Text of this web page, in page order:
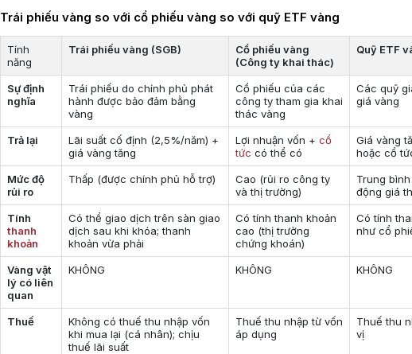
Trái phiếu vàng so với cổ phiếu vàng so với quỹ ETF vàng
Tính
năng
Trái phiếu vàng (SGB)
Cổ phiếu vàng
(Công ty khai thác)
Quỹ ETF
Sự định
nghĩa
Trái phiếu do chính phủ phát
hành được bảo đảm bằng
vàng
Cổ phiếu của các
công ty tham gia khai
thác vàng
Các quỹ
giá vàng
Trả lại
Lãi suất cố định (2,5%/năm) +
giá vàng tăng
Lợi nhuận vốn +cổ
tức có thể có
Giá vàng
hoặc cổ
Mức độ
rủi ro
Thấp (được chính phủ hỗ trợ)
Cao (rủi ro công ty
và thị trường)
Trung
động giá
Tính
thanh
khoản
Có thể giao dịch trên sàn giao
dịch sau khi khóa; thanh
khoản vừa phải
Có tính thanh khoản
cao (thị trường
chứng khoán)
Có tính
như cổ
Vàng vật
lý có liên
quan
KHÔNG KHÔNG KHÔNG
Thuế
Không có thuế thu nhập vốn
khi mua lại (cá nhân); chịu
thuế lãi suất
Thuế thu nhập từ vốn
áp dụng
Thuế thu
vị